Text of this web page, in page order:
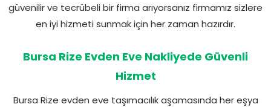
güvenilir ve tecrübeli bir firma arıyorsanız firmamız sizlere
en iyi hizmeti sunmak için her zaman hazırdır.
Bursa Rize Evden Eve Nakliyede Güvenli
Hizmet
Bursa Rize evden eve taşımacılık aşamasında her eşya